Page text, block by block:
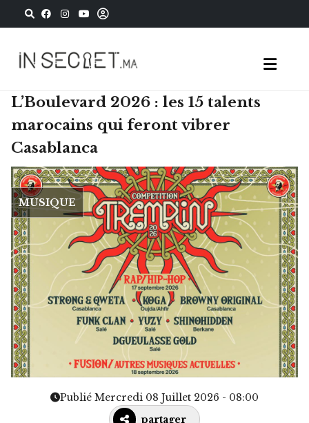
L’Boulevard 2026 : les 15 talents
marocains qui feront vibrer
Casablanca
MUSIQUE
Publié Mercredi 08 Juillet 2026 - 08:00
partager